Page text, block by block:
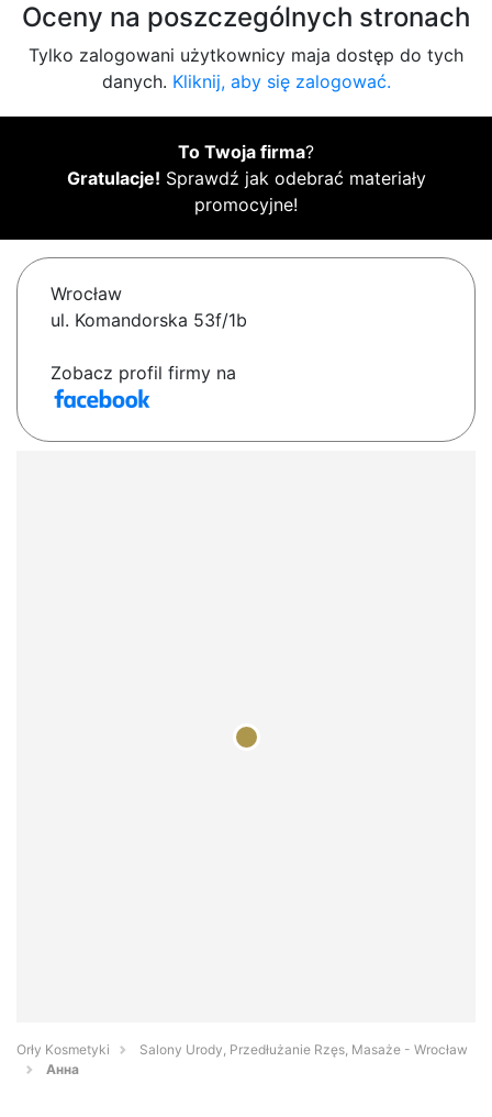
Oceny na poszczególnych stronach
Tylko zalogowani użytkownicy maja dostęp do tych
danych. Kliknij, aby się zalogować.
To Twoja firma?
Gratulacje! Sprawdź jak odebrać materiały
promocyjne!
Wrocław
ul. Komandorska 53f/1b
Zobacz profil firmy na
Orły Kosmetyki
Salony Urody, Przedłużanie Rzęs, Masaże - Wrocław
Анна